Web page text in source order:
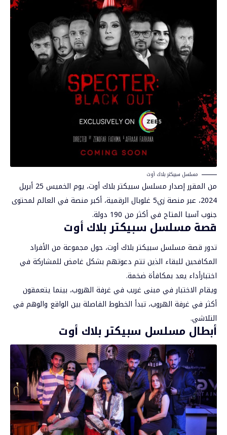
مسلسل سبيكتر بلاك أوت
من المقرر إصدار مسلسل سبيكتر بلاك أوت، يوم الخميس 25 أبريل
2024، عبر منصة زي5 غلوبال الرقمية، أكبر منصة في العالم لمحتوى
جنوب آسيا المتاح في أكثر من 190 دولة.
قصة مسلسل سبيكتر بلاك أوت
تدور قصة مسلسل سبيكتر بلاك أوت، حول مجموعة من الأفراد
المكافحين للبقاء الذين تتم دعوتهم بشكل غامض للمشاركة في
اختبارأداء يعد بمكافأة ضخمة.
ويقام الاختبار في مبنى غريب في غرفة الهروب، بينما يتعمقون
أكثر في غرفة الهروب، تبدأ الخطوط الفاصلة بين الواقع والوهم في
التلاشي.
أبطال مسلسل سبيكتر بلاك أوت